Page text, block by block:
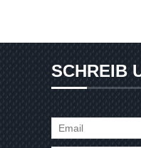
SCHREIB